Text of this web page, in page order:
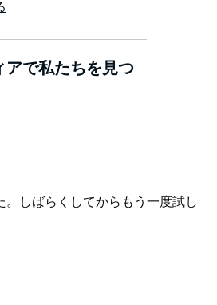
や工芸品が展示されており、誰も
ます！
さなものを探しているときで
大きな作品を探しているときで
を明るくするシンプルなものを
ここではどんなスペースにも合う
アで私たちを見つ
。しばらくしてからもう一度試し